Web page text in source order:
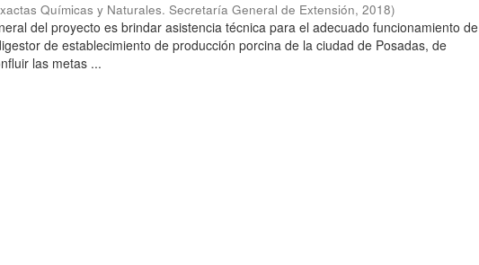
Químicas y Naturales. Secretaría General de Extensión,2018)
del proyecto es brindar asistencia técnica para el adecuado funcionamiento de
de establecimiento de producción porcina de la ciudad de Posadas, de
las metas ...